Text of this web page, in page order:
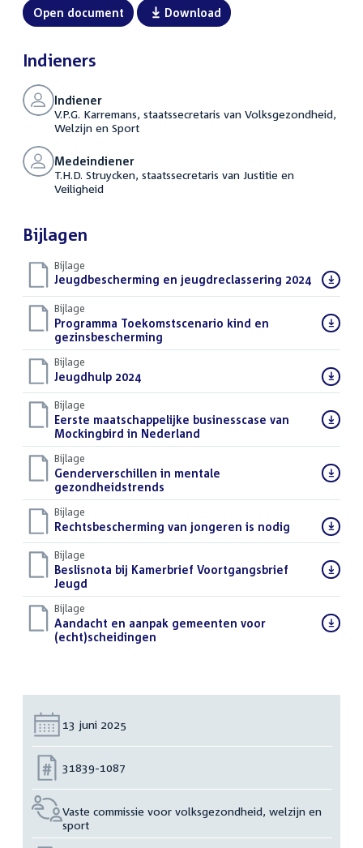
Open document Download
Indieners
Indiener
V.P.G. Karremans, staatssecretaris van Volksgezondheid,
Welzijn en Sport
Medeindiener
T.H.D. Struycken, staatssecretaris van Justitie en
Veiligheid
Bijlagen
Bijlage
Download
bestand:
Jeugdbescherming en jeugdreclassering 2024(PDF)
Bijlage
Download
bestand:
Programma Toekomstscenario kind en
gezinsbescherming
Bijlage
Download
bestand:
Jeugdhulp 2024(PDF)
Bijlage
Download
bestand:
Eerste maatschappelijke businesscase van
Mockingbird in Nederland
Bijlage
Download
bestand:
Genderverschillen in mentale
gezondheidstrends
Bijlage
Download
bestand:
Rechtsbescherming van jongeren is nodig
Bijlage
Download
bestand:
Beslisnota bij Kamerbrief Voortgangsbrief
Jeugd
Bijlage
Download
bestand:
Aandacht en aanpak gemeenten voor
(echt)scheidingen
Datum:
13 juni 2025
Nummer:
31839-1087
Vaste commissie voor volksgezondheid, welzijn en
sport